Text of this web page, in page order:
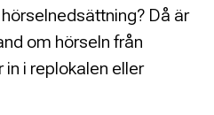
Då är
om hörseln från
i replokalen eller